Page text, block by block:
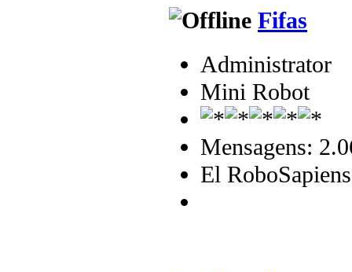
Fifas
Administrator
Mini Robot
Mensagens:
El RoboSapiens